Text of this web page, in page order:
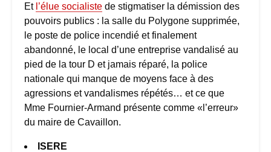
Et l’élue socialiste de stigmatiser la démission des
pouvoirs publics : la salle du Polygone supprimée,
le poste de police incendié et finalement
abandonné, le local d’une entreprise vandalisé au
pied de la tour D et jamais réparé, la police
nationale qui manque de moyens face à des
agressions et vandalismes répétés… et ce que
Mme Fournier-Armand présente comme «l’erreur»
du maire de Cavaillon.
ISERE